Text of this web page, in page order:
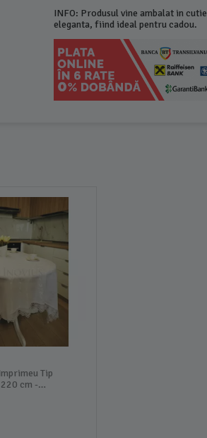
INFO: Produsul vine ambalat in cutie
eleganta, fiind ideal pentru cadou.
Tip
cm -